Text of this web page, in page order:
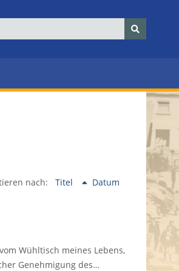
nach: Titel Datum
Wühltisch meines Lebens,
Genehmigung des…